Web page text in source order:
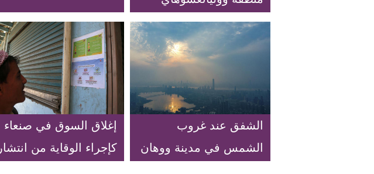
للأراضي الرطبة في
شمالي الصين
الشفق عند غروب
الشمس في مدينة ووهان
إغلاق السوق في صنعاء
كإجراء الوقاية من انتشار